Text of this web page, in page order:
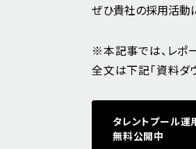
ぜひ貴社の採用活動
※本記事では、レポ
全文は下記「資料ダ
タレントプール運
無料公開中